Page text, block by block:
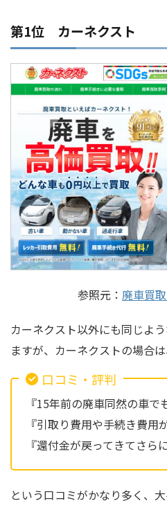
第1位 カーネクスト
参照元： 廃車買
カーネクスト以外にも同じよ
ますが、カーネクストの場合は
口コミ・評判
『15年前の廃車同然の車で
『引取り費用や手続き費用
『還付金が戻ってきてさら
という口コミがかなり多く、